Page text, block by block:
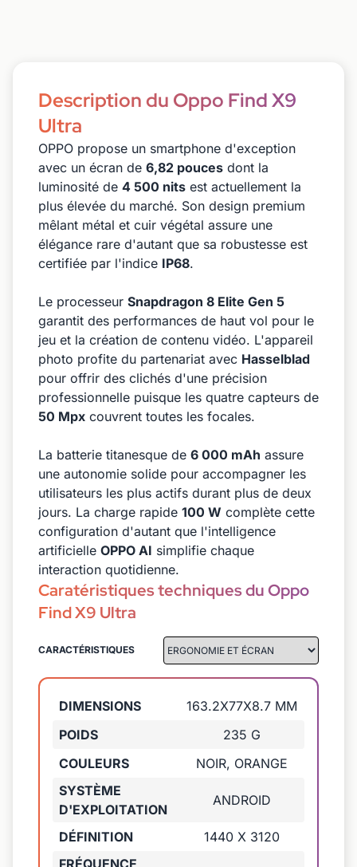
Description du Oppo Find X9
Ultra
OPPO propose un smartphone d'exception
avec un écran de 6,82 pouces dont la
luminosité de 4 500 nits est actuellement la
plus élevée du marché. Son design premium
mêlant métal et cuir végétal assure une
élégance rare d'autant que sa robustesse est
certifiée par l'indice IP68.
Le processeur Snapdragon 8 Elite Gen 5
garantit des performances de haut vol pour le
jeu et la création de contenu vidéo. L'appareil
photo profite du partenariat avec Hasselblad
pour offrir des clichés d'une précision
professionnelle puisque les quatre capteurs de
50 Mpx couvrent toutes les focales.
La batterie titanesque de 6 000 mAh assure
une autonomie solide pour accompagner les
utilisateurs les plus actifs durant plus de deux
jours. La charge rapide 100 W complète cette
configuration d'autant que l'intelligence
artificielle OPPO AI simplifie chaque
interaction quotidienne.
Caratéristiques techniques du Oppo
Find X9 Ultra
CARACTÉRISTIQUES
DIMENSIONS
163.2X77X8.7 MM
POIDS
235 G
COULEURS
NOIR, ORANGE
SYSTÈME
D'EXPLOITATION
ANDROID
DÉFINITION
1440 X 3120
FRÉQUENCE